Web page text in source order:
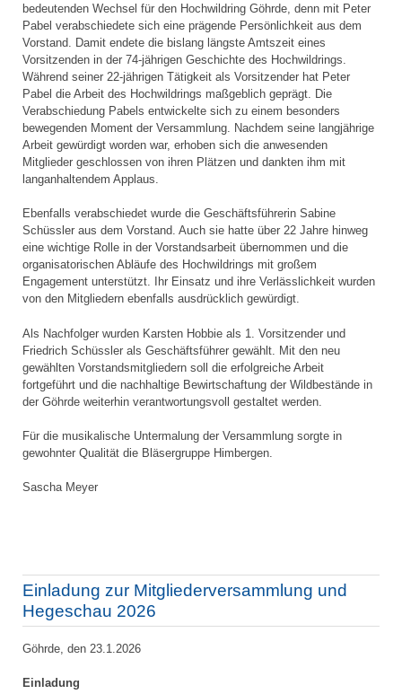
bedeutenden Wechsel für den Hochwildring Göhrde, denn mit Peter
Pabel verabschiedete sich eine prägende Persönlichkeit aus dem
Vorstand. Damit endete die bislang längste Amtszeit eines
Vorsitzenden in der 74-jährigen Geschichte des Hochwildrings.
Während seiner 22-jährigen Tätigkeit als Vorsitzender hat Peter
Pabel die Arbeit des Hochwildrings maßgeblich geprägt. Die
Verabschiedung Pabels entwickelte sich zu einem besonders
bewegenden Moment der Versammlung. Nachdem seine langjährige
Arbeit gewürdigt worden war, erhoben sich die anwesenden
Mitglieder geschlossen von ihren Plätzen und dankten ihm mit
langanhaltendem Applaus.
Ebenfalls verabschiedet wurde die Geschäftsführerin Sabine
Schüssler aus dem Vorstand. Auch sie hatte über 22 Jahre hinweg
eine wichtige Rolle in der Vorstandsarbeit übernommen und die
organisatorischen Abläufe des Hochwildrings mit großem
Engagement unterstützt. Ihr Einsatz und ihre Verlässlichkeit wurden
von den Mitgliedern ebenfalls ausdrücklich gewürdigt.
Als Nachfolger wurden Karsten Hobbie als 1. Vorsitzender und
Friedrich Schüssler als Geschäftsführer gewählt. Mit den neu
gewählten Vorstandsmitgliedern soll die erfolgreiche Arbeit
fortgeführt und die nachhaltige Bewirtschaftung der Wildbestände in
der Göhrde weiterhin verantwortungsvoll gestaltet werden.
Für die musikalische Untermalung der Versammlung sorgte in
gewohnter Qualität die Bläsergruppe Himbergen.
Sascha Meyer
Einladung zur Mitgliederversammlung und
Hegeschau 2026
Göhrde, den 23.1.2026
Einladung